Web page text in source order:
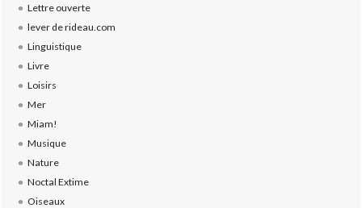
Lettre ouverte
lever de rideau.com
Linguistique
Livre
Loisirs
Mer
Miam!
Musique
Nature
Noctal Extime
Oiseaux